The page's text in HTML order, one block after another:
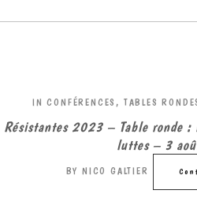
IN CONFÉRENCES, TABLES
Résistantes 2023 – Table ronde
luttes – 3
BY NICO GALTIER